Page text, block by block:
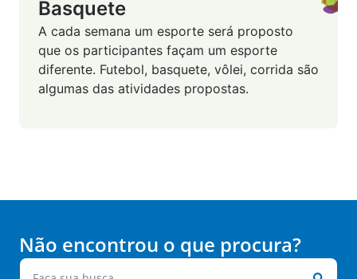
Basquete
A cada semana um esporte será proposto
que os participantes façam um esporte
diferente. Futebol, basquete, vôlei, corrida são
algumas das atividades propostas.
Não encontrou o que procura?